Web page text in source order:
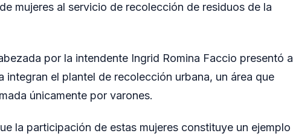
mujeres al servicio de recolección de residuos de la
por la intendente Ingrid Romina Faccio presentó a
integran el plantel de recolección urbana, un área que
únicamente por varones.
la participación de estas mujeres constituye un ejemplo